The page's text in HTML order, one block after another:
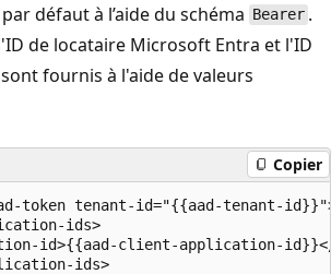
par défaut à l’aide du schéma Bearer .
de locataire Microsoft Entra et l'ID
fournis à l'aide de valeurs
Copier
token tenant-id="{{aad-tenant-
ids>
id>{{aad-client-application-
ids>